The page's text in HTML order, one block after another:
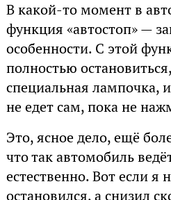
В какой-то момент в
функция «автостоп» —
особенности. С этой
полностью
специальная лампочка,
не едет сам, пока не
Это, ясное дело, ещё
что так автомобиль
естественно. Вот если я
остановился, а снизил